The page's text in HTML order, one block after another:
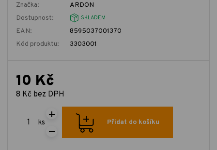
Značka:
ARDON
Dostupnost:
SKLADEM
EAN:
8595037001370
Kód produktu:
3303001
10 Kč
8 Kč bez DPH
ks Přidat do košíku